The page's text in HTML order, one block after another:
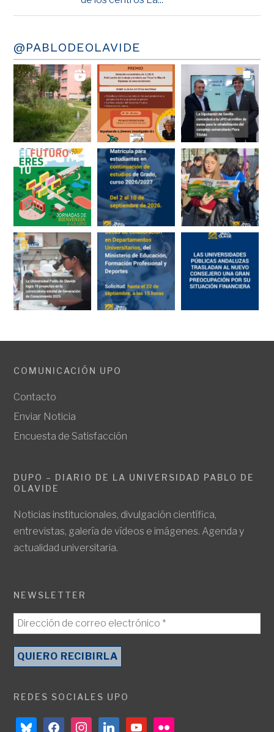
@PABLODEOLAVIDE
COMUNICACIÓN UPO
Contacto
Enviar Noticia
Encuesta de Satisfacción
DUPO – DIARIO DE LA UNIVERSIDAD PABLO DE
OLAVIDE
Noticias institucionales, divulgación científica,
entrevistas, galería de vídeos e imágenes. Agenda y
actualidad universitaria.
NEWSLETTER
REDES SOCIALES UPO
blueskyfacebookinstagramlinkedinyoutubeflickr